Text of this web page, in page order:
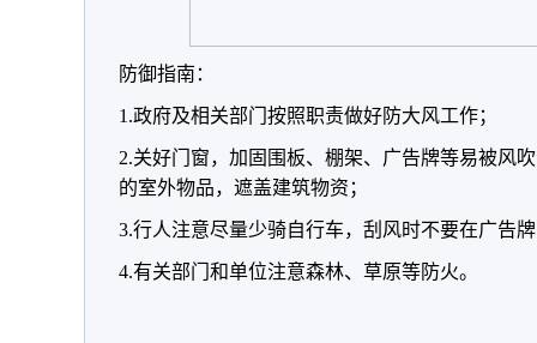
防御指南：
1.政府及相关部门按照职责做好防大风工作；
2.关好门窗，加固围板、棚架、广告牌等易被风
的室外物品，遮盖建筑物资；
3.行人注意尽量少骑自行车，刮风时不要在广告
4.有关部门和单位注意森林、草原等防火。